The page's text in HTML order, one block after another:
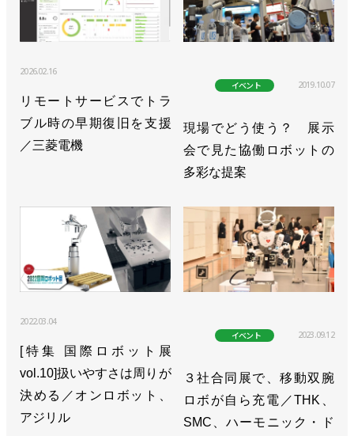
2026.02.16
リモートサービスでトラ
ブル時の早期復旧を支援
／三菱電機
イベント 2019.10.07
現場でどう使う？ 展示
会で見た協働ロボットの
多彩な提案
2022.03.04
[特集 国際ロボット展
vol.10]扱いやすさは周りが
決める／オンロボット、
アジリル
イベント 2023.09.12
３社合同展で、移動双腕
ロボが自ら充電／THK、
SMC、ハーモニック・ド